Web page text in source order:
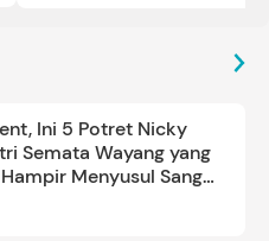
Ini 5 Potret Nicky
Semata Wayang yang
Menyusul Sang